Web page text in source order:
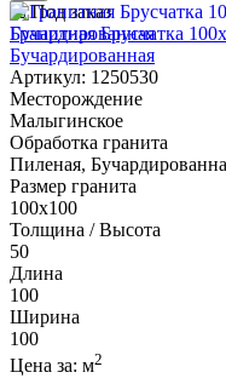
Под заказ
Гранитная Брусчатка
Бучардированная
Артикул: 1250530
Месторождение
Малыгинское
Обработка гранита
Пиленая,
Размер гранита
100х100
Толщина / Высота
50
Длина
100
Ширина
100
Цена за: м2